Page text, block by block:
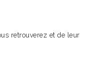
retrouverez et de leur